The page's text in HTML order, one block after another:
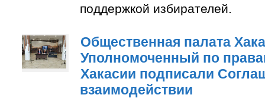
поддержкой избирателей.
Общественная палата
Уполномоченный по
Хакасии подписали
взаимодействии